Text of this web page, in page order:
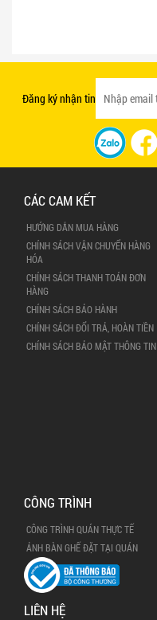
Đăng ký nhận tin
CÁC CAM KẾT
HƯỚNG DẪN MUA HÀNG
CHÍNH SÁCH VẬN CHUYỂN HÀNG
HÓA
CHÍNH SÁCH THANH TOÁN ĐƠN
HÀNG
CHÍNH SÁCH BẢO HÀNH
CHÍNH SÁCH ĐỔI TRẢ, HOÀN TIỀN
CHÍNH SÁCH BẢO MẬT THÔNG TIN
CÔNG TRÌNH
CÔNG TRÌNH QUÁN THỰC TẾ
ẢNH BÀN GHẾ ĐẶT TẠI QUÁN
LIÊN HỆ